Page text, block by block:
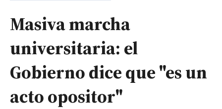
Masiva marcha
universitaria: el
Gobierno dice que "es un
acto opositor"